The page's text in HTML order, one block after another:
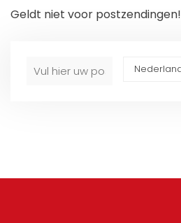
Geldt niet voor postzendingen!